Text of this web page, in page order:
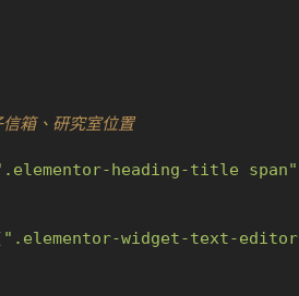
箱、研究室位置
heading-title span"
".elementor-widget-text-editor